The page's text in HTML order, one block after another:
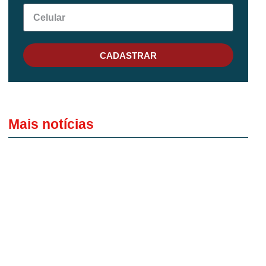
CADASTRAR
Mais notícias